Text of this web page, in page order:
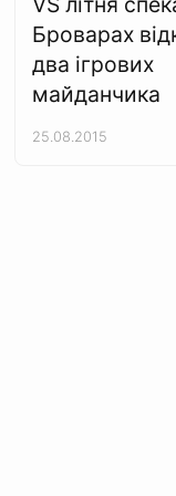
Броварах
два ігрових
майданчика
25.08.2015